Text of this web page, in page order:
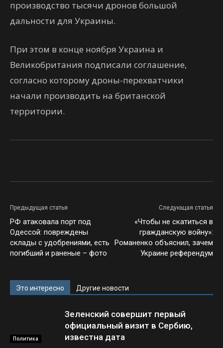
производство тысячи дронов большой
дальности для Украины.
При этом в конце ноября Украина и
Великобритания подписали соглашение,
согласно которому дроны-перехватчики
начали производить на британской
территории.
Предыдущая статья
РФ атаковала порт под
Одессой: повреждены
склады с удобрениями, есть
погибший и раненые – фото
Следующая статья
«Чтобы не скатиться в
гражданскую войну»:
Романенко объяснил, зачем
Украине референдум
Это интересно Другие новости
Политика
Зеленский совершит первый
официальный визит в Сербию,
известна дата